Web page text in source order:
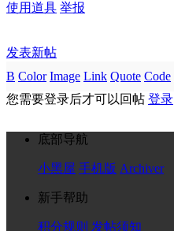
使用道具 举报
发表新帖
B Color Image Link Quote Code
您需要登录后才可以回帖 登录
底部导航
小黑屋 手机版 Archiver
新手帮助
积分规则 发帖须知